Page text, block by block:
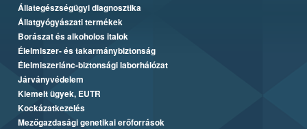
Állategészségügyi diagnosztika
Állatgyógyászati termékek
Borászat és alkoholos italok
Élelmiszer- és takarmánybiztonság
Élelmiszerlánc-biztonsági laborhálózat
Járványvédelem
Kiemelt ügyek, EUTR
Kockázatkezelés
Mezőgazdasági genetikai erőforrások